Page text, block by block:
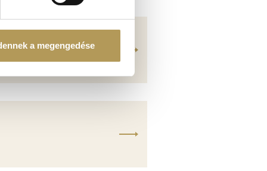
megosztjuk az Ön
Ön adott meg
a megengedése